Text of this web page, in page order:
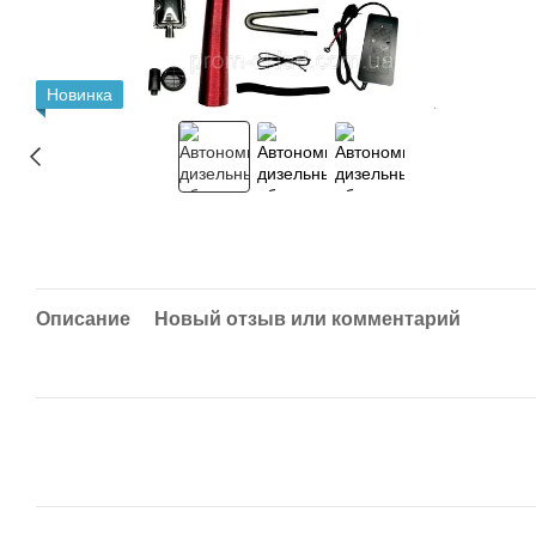
Новинка
Описание Новый отзыв или комментарий